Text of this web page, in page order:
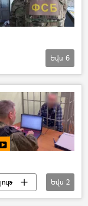
Եվս 6
Եվս 2